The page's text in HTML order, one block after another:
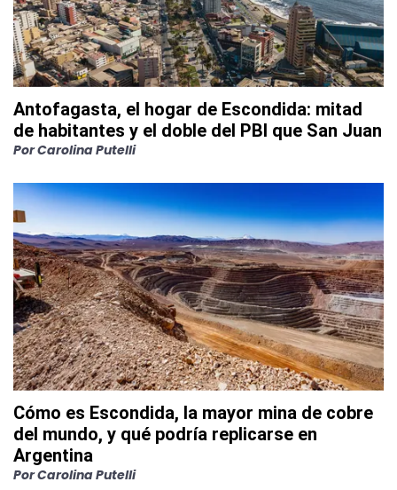
Antofagasta, el hogar de Escondida: mitad
de habitantes y el doble del PBI que San Juan
PorCarolina Putelli
Cómo es Escondida, la mayor mina de cobre
del mundo, y qué podría replicarse en
Argentina
PorCarolina Putelli